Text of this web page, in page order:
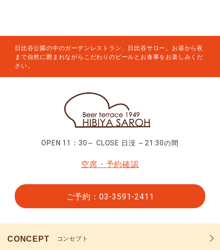
日比谷公園の中のガーデンレストラン、日比谷サロー。お昼から夜
まで自然に囲まれながらこだわりのビールとお食事をお楽しみくだ
さい。
OPEN 11：30～ CLOSE 日没 ～21:30の間
空席・予約確認
ご予約：03-3591-2411
コンセプト
CONCEPT